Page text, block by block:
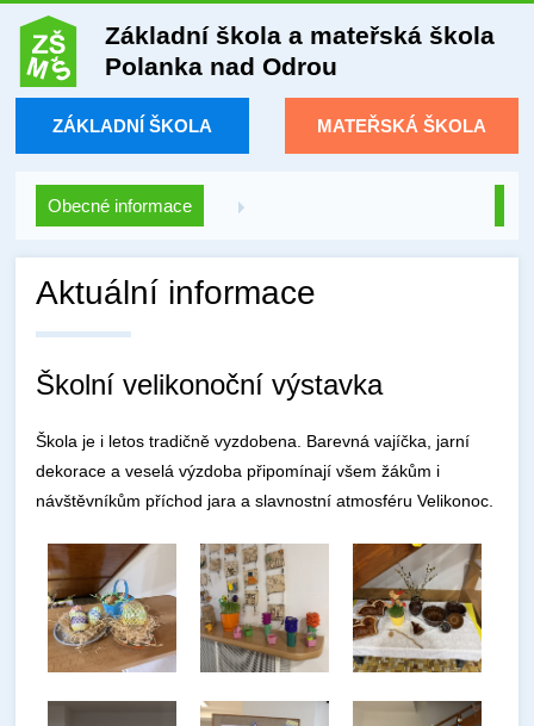
Základní škola a mateřská škola
Polanka nad Odrou
ZÁKLADNÍ ŠKOLA MATEŘSKÁ ŠKOLA
Obecné informace
Aktuální informace
Školní velikonoční výstavka
Škola je i letos tradičně vyzdobena. Barevná vajíčka, jarní
dekorace a veselá výzdoba připomínají všem žákům i
návštěvníkům příchod jara a slavnostní atmosféru Velikonoc.